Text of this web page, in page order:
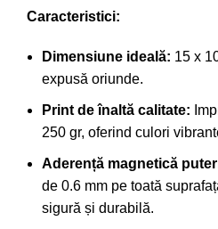
Caracteristici:
Dimensiune ideală: 15 x
expusă oriunde.
Print de înaltă calitate:
250 gr, oferind culori
Aderență magnetică
de 0.6 mm pe toată
sigură și durabilă.